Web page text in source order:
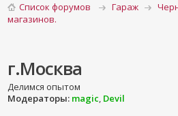
Список форумов Гараж
магазинов.
г.Москва
Делимся опытом
Модераторы: magic, Devil